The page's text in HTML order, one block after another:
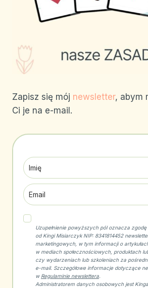
Zapisz się mój newsletter, abym
Ci je na e-mail.
Uzupełnienie powyższych pól oznacza
od Kingi Misiarczyk NIP: 8341814452
marketingowych, w tym informacji o
w mediach społecznościowych, produktach
czy wydarzeniach lub szkoleniach za
e-mail. Szczegółowe informacje dotyczące
w Regulaminie newslettera
Administratorem danych osobowych jest